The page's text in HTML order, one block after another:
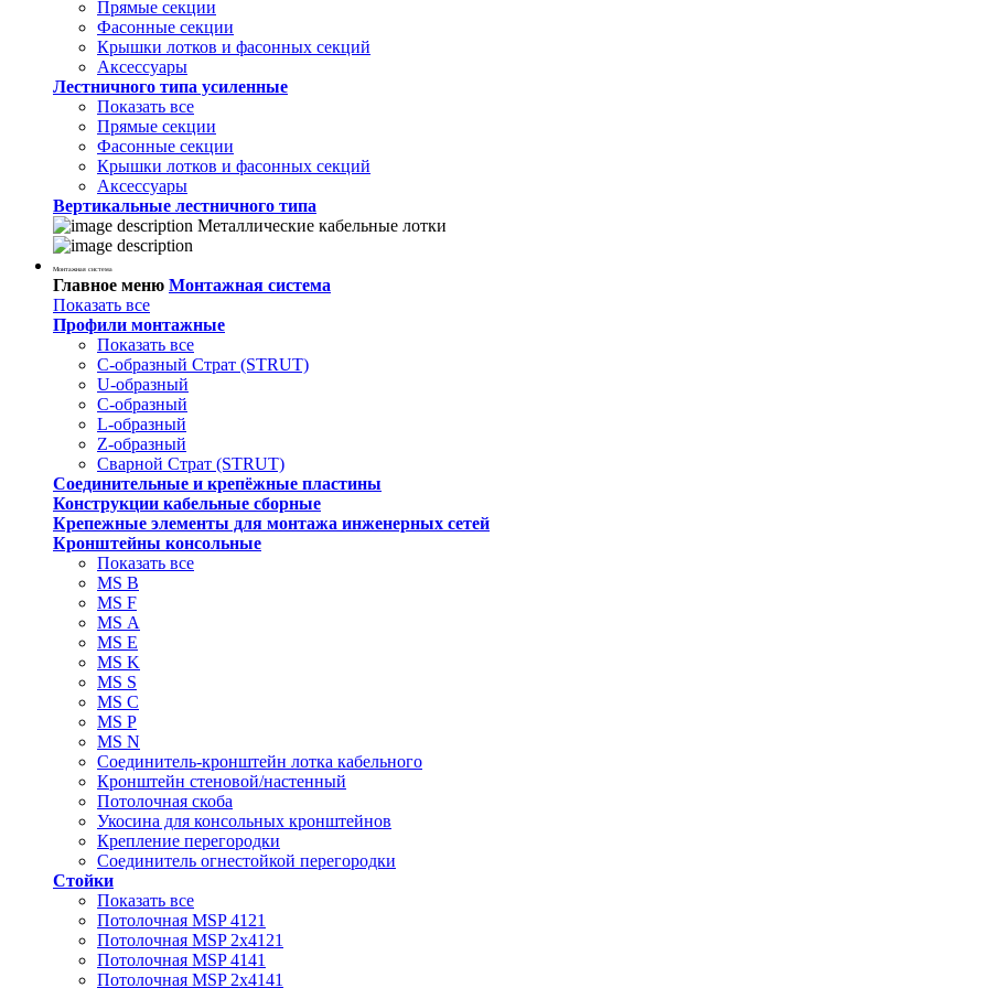
Прямые секции
Фасонные секции
Крышки лотков и фасонных секций
Аксессуары
Лестничного типа усиленные
Показать все
Прямые секции
Фасонные секции
Крышки лотков и фасонных секций
Аксессуары
Вертикальные лестничного типа
Металлические кабельные лотки
Монтажная система
Главное меню Монтажная система
Показать все
Профили монтажные
Показать все
С-образный Страт (STRUT)
U-образный
С-образный
L-образный
Z-образный
Сварной Страт (STRUT)
Соединительные и крепёжные пластины
Конструкции кабельные сборные
Крепежные элементы для монтажа инженерных сетей
Кронштейны консольные
Показать все
MS В
MS F
MS А
MS Е
MS K
MS S
MS C
MS P
MS N
Соединитель-кронштейн лотка кабельного
Кронштейн стеновой/настенный
Потолочная скоба
Укосина для консольных кронштейнов
Крепление перегородки
Соединитель огнестойкой перегородки
Стойки
Показать все
Потолочная MSP 4121
Потолочная MSP 2х4121
Потолочная MSP 4141
Потолочная MSP 2х4141